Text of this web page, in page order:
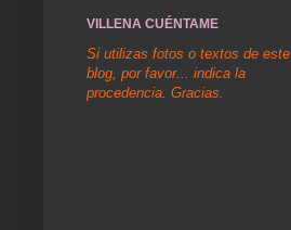
VILLENA CUÉNTAME
Si utilizas fotos o textos de este
blog, por favor... indica la
procedencia. Gracias.